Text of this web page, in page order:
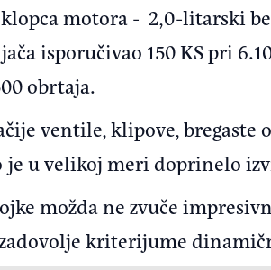
motora - 2,0-litarski
isporučivao 150 KS pri
obrtaja.
ventile, klipove, bregaste
u velikoj meri doprinelo
možda ne zvuče
kriterijume